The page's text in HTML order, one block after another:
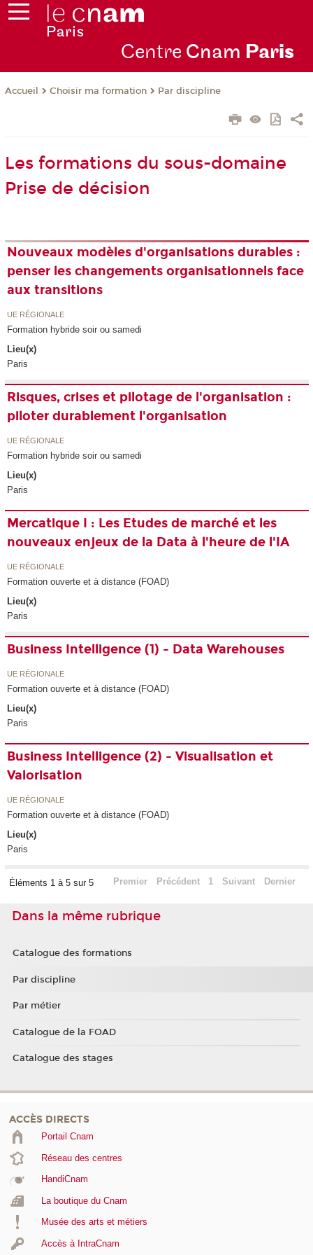
Centre Cnam Paris
Accueil Choisir ma formation Par discipline
Les formations du sous-domaine
Prise de décision
Nouveaux modèles d'organisations durables :
penser les changements organisationnels face
aux transitions
UE RÉGIONALE
Formation hybride soir ou samedi
Lieu(x)
Paris
Risques, crises et pilotage de l'organisation :
piloter durablement l'organisation
UE RÉGIONALE
Formation hybride soir ou samedi
Lieu(x)
Paris
Mercatique I : Les Etudes de marché et les
nouveaux enjeux de la Data à l'heure de l'IA
UE RÉGIONALE
Formation ouverte et à distance (FOAD)
Lieu(x)
Paris
Business Intelligence (1) - Data Warehouses
UE RÉGIONALE
Formation ouverte et à distance (FOAD)
Lieu(x)
Paris
Business Intelligence (2) - Visualisation et
Valorisation
UE RÉGIONALE
Formation ouverte et à distance (FOAD)
Lieu(x)
Paris
Éléments 1 à 5 sur 5 Premier Précédent 1 Suivant Dernier
Dans la même rubrique
Catalogue des formations
Par discipline
Par métier
Catalogue de la FOAD
Catalogue des stages
ACCÈS DIRECTS
Portail Cnam
Réseau des centres
HandiCnam
La boutique du Cnam
Musée des arts et métiers
Accès à IntraCnam